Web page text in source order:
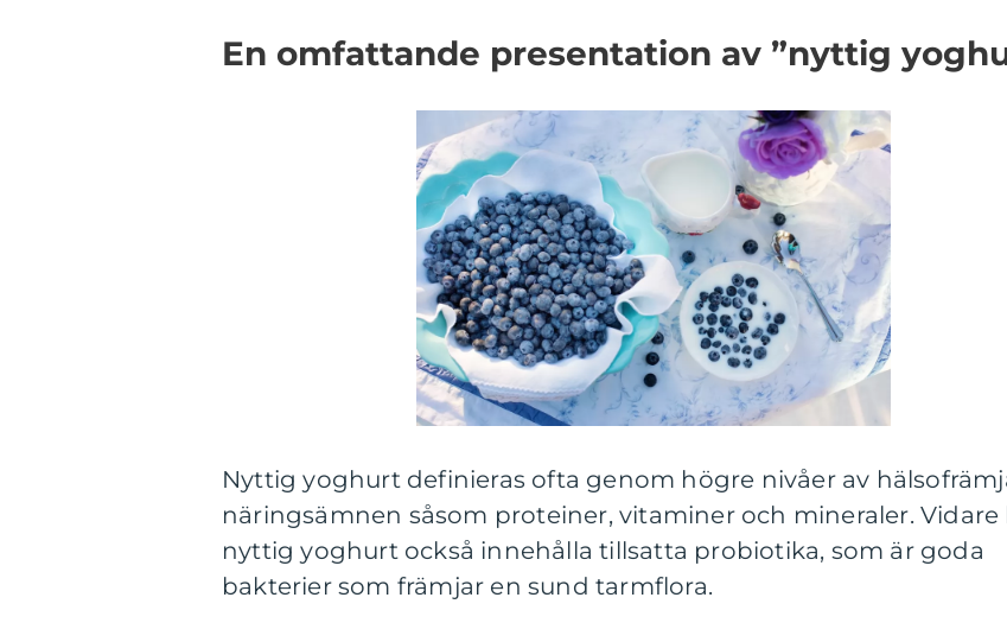
En omfattande presentation av ”nyttig
Nyttig yoghurt definieras ofta genom högre nivåer av
näringsämnen såsom proteiner, vitaminer och mineraler. Vidare
nyttig yoghurt också innehålla tillsatta probiotika, som är goda
bakterier som främjar en sund tarmflora.